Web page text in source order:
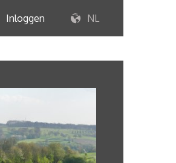
Inloggen NL